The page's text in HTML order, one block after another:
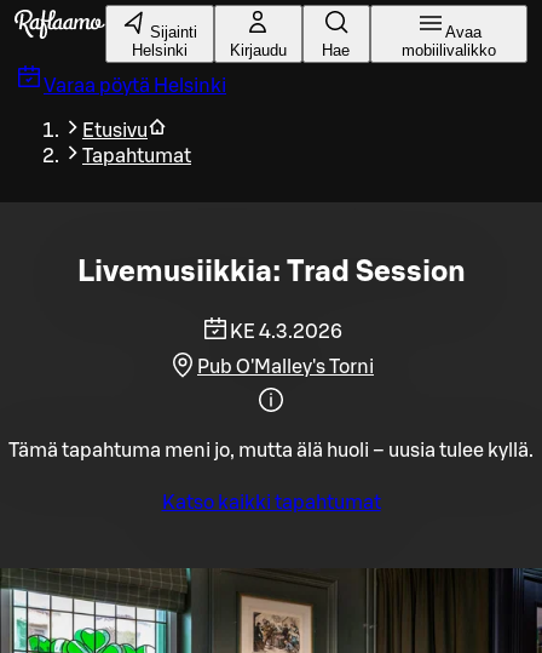
Siirry pääsisältöön
Sijainti
Helsinki
Kirjaudu Hae
Avaa
mobiilivalikko
Varaa pöytä Helsinki
Etusivu
Tapahtumat
Livemusiikkia: Trad Session
KE 4.3.2026
Pub O'Malley's Torni
Tämä tapahtuma meni jo, mutta älä huoli – uusia tulee kyllä.
Katso kaikki tapahtumat